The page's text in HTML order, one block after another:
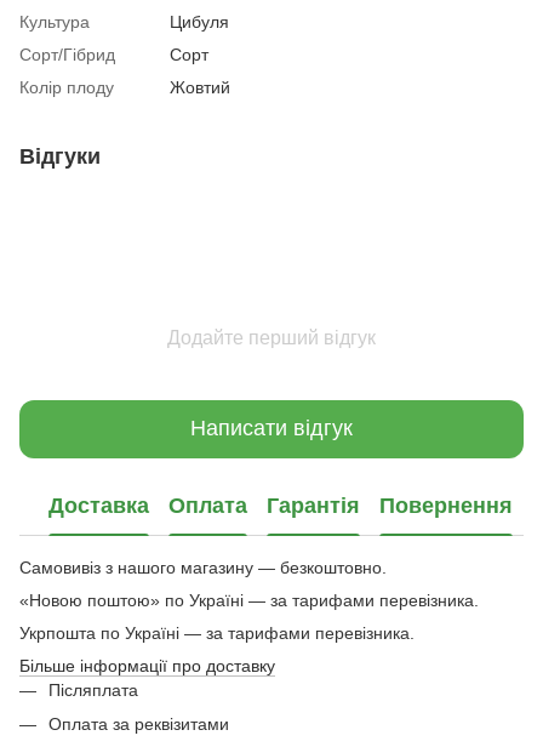
Культура
Цибуля
Сорт/Гібрид
Сорт
Колір плоду
Жовтий
Відгуки
Додайте перший відгук
Написати відгук
Доставка Оплата Гарантія Повернення
Самовивіз з нашого магазину — безкоштовно.
«Новою поштою» по Україні — за тарифами перевізника.
Укрпошта по Україні — за тарифами перевізника.
Більше інформації про доставку
Післяплата
Оплата за реквізитами